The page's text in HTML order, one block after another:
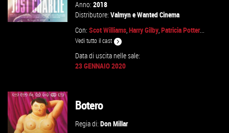
Anno:2018
Distributore:ValmyneWanted Cinema
Con:Scot Williams ,Harry Gilby ,Patricia Potter...
Vedi tutto il cast
Data di uscita nelle sale:
23 GENNAIO 2020
Botero
Regia di:Don Millar